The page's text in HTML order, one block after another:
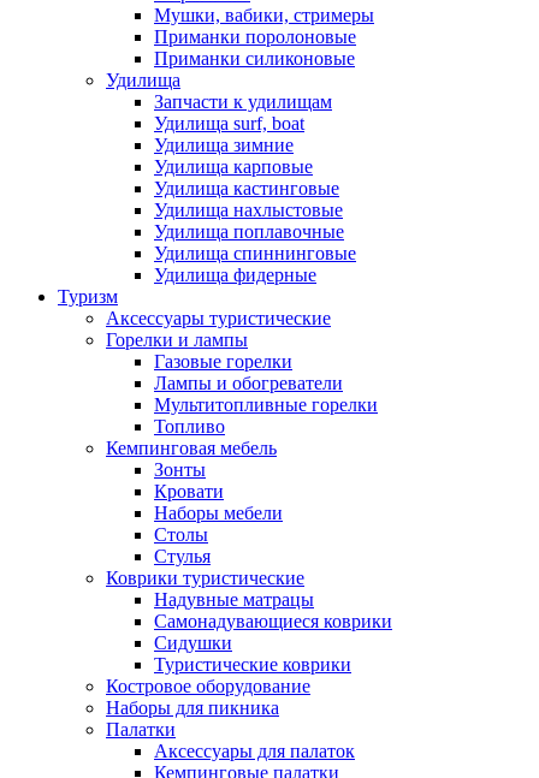
Мушки, вабики, стримеры
Приманки поролоновые
Приманки силиконовые
Удилища
Запчасти к удилищам
Удилища surf, boat
Удилища зимние
Удилища карповые
Удилища кастинговые
Удилища нахлыстовые
Удилища поплавочные
Удилища спиннинговые
Удилища фидерные
Туризм
Аксессуары туристические
Горелки и лампы
Газовые горелки
Лампы и обогреватели
Мультитопливные горелки
Топливо
Кемпинговая мебель
Зонты
Кровати
Наборы мебели
Столы
Стулья
Коврики туристические
Надувные матрацы
Самонадувающиеся коврики
Сидушки
Туристические коврики
Костровое оборудование
Наборы для пикника
Палатки
Аксессуары для палаток
Кемпинговые палатки